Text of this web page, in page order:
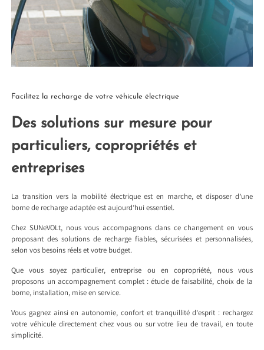
Facilitez la recharge de votre véhicule électrique
Des solutions sur mesure pour
particuliers, copropriétés et
entreprises
La transition vers la mobilité électrique est en marche, et disposer d’une
borne de recharge adaptée est aujourd’hui essentiel.
Chez SUNeVOLt, nous vous accompagnons dans ce changement en vous
proposant des solutions de recharge fiables, sécurisées et personnalisées,
selon vos besoins réels et votre budget.
Que vous soyez particulier, entreprise ou en copropriété, nous vous
proposons un accompagnement complet : étude de faisabilité, choix de la
borne, installation, mise en service.
Vous gagnez ainsi en autonomie, confort et tranquillité d’esprit : rechargez
votre véhicule directement chez vous ou sur votre lieu de travail, en toute
simplicité.